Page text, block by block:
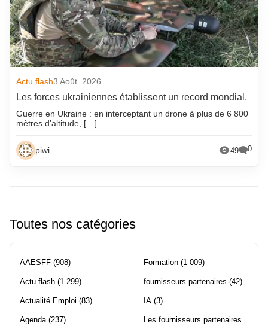
Actu flash3 Août. 2026
Les forces ukrainiennes établissent un record mondial.
Guerre en Ukraine : en interceptant un drone à plus de 6 800
mètres d’altitude, […]
piwi 49 0
Toutes nos catégories
AAESFF (908)
Actu flash (1 299)
Actualité Emploi (83)
Agenda(237)
Formation (1 009)
fournisseurs partenaires (42)
IA (3)
Les fournisseurs partenaires